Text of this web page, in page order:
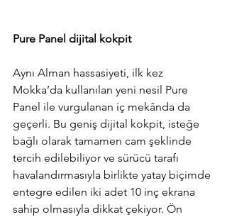
Pure Panel dijital kokpit
Aynı Alman hassasiyeti, ilk kez
Mokka’da kullanılan yeni nesil Pure
Panel ile vurgulanan iç mekânda da
geçerli. Bu geniş dijital kokpit, isteğe
bağlı olarak tamamen cam şeklinde
tercih edilebiliyor ve sürücü tarafı
havalandırmasıyla birlikte yatay biçimde
entegre edilen iki adet 10 inç ekrana
sahip olmasıyla dikkat çekiyor. Ön